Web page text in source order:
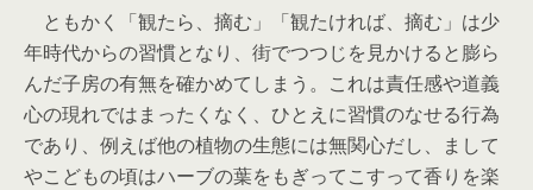
ともかく「観たら、摘む」「観たければ、摘む」は少
年時代からの習慣となり、街でつつじを見かけると膨ら
んだ子房の有無を確かめてしまう。これは責任感や道義
心の現れではまったくなく、ひとえに習慣のなせる行為
であり、例えば他の植物の生態には無関心だし、まして
やこどもの頃はハーブの葉をもぎってこすって香りを楽